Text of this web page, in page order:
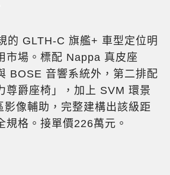
的 GLTH-C 旗艦+ 車型定位明
市場。標配 Nappa 真皮座
BOSE 音響系統外，第二排配
尊爵座椅」，加上 SVM 環景
像輔助，完整建構出該級距
規格。接單價226萬元。